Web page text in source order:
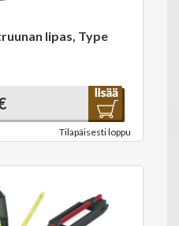
lipas, Type
Tilapäisesti loppu